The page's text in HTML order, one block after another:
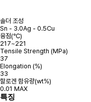
솔더 조성
Sn - 3.0Ag - 0.5Cu
융점(℃)
217~221
Tensile Strength (MPa)
37
Elongation (%)
33
할로겐 함유량(wt%)
0.01 MAX
특징